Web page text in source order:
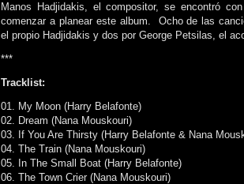
Manos Hadjidakis, el compositor, se encontró
comenzar a planear este album. Ocho de las
el propio Hadjidakis y dos por George Petsilas, el
***
Tracklist:
01. My Moon (Harry Belafonte)
02. Dream (Nana Mouskouri)
03. If You Are Thirsty (Harry Belafonte & Nana
04. The Train (Nana Mouskouri)
05. In The Small Boat (Harry Belafonte)
06. The Town Crier (Nana Mouskouri)